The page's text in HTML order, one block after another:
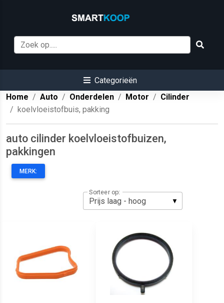
Categorieën
Home
Auto Onderdelen Motor
Cilinder
koelvloeistofbuis, pakking
auto cilinder koelvloeistofbuizen,
pakkingen
MERK:
Sorteer op: